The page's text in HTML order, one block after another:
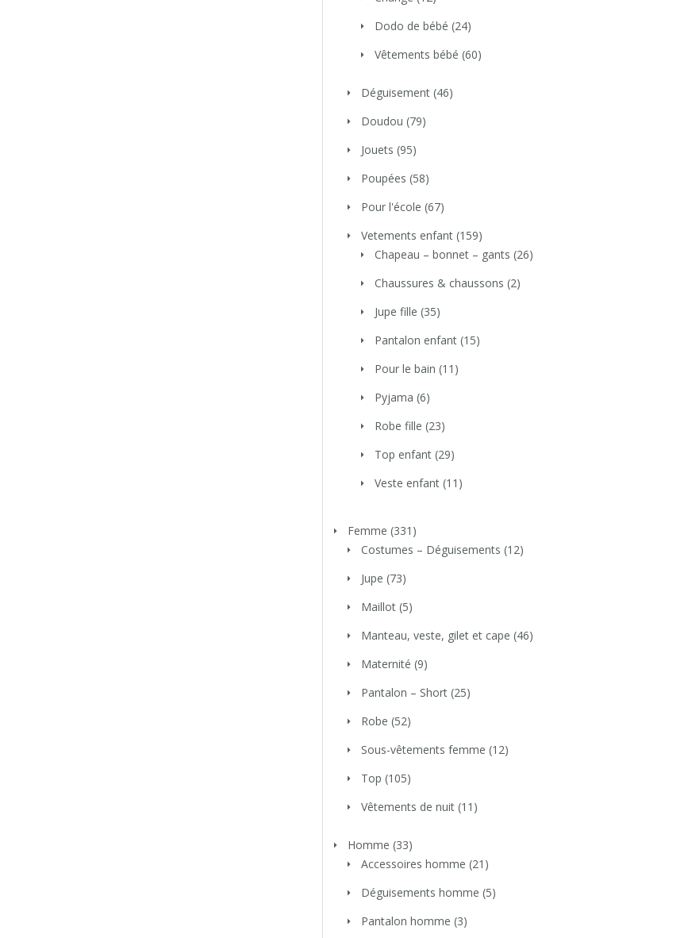
Dodo de bébé (24)
Vêtements bébé (60)
Déguisement (46)
Doudou (79)
Jouets (95)
Poupées (58)
Pour l'école (67)
Vetements enfant (159)
Chapeau – bonnet – gants (26)
Chaussures & chaussons (2)
Jupe fille (35)
Pantalon enfant (15)
Pour le bain (11)
Pyjama (6)
Robe fille (23)
Top enfant (29)
Veste enfant (11)
Femme (331)
Costumes – Déguisements (12)
Jupe (73)
Maillot (5)
Manteau, veste, gilet et cape (46)
Maternité (9)
Pantalon – Short (25)
Robe (52)
Sous-vêtements femme (12)
Top (105)
Vêtements de nuit (11)
Homme (33)
Accessoires homme (21)
Déguisements homme (5)
Pantalon homme (3)